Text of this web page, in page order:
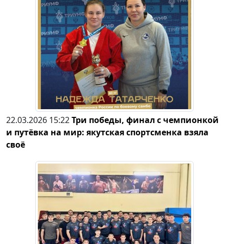
22.03.2026 15:22Три победы, финал с чемпионкой
и путёвка на мир: якутская спортсменка взяла
своё